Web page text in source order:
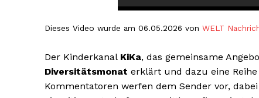
Dieses Video wurde am 06.05.2026 von WELT
Der Kinderkanal KiKa, das gemeinsame
Diversitätsmonat erklärt und dazu eine
Kommentatoren werfen dem Sender vor,